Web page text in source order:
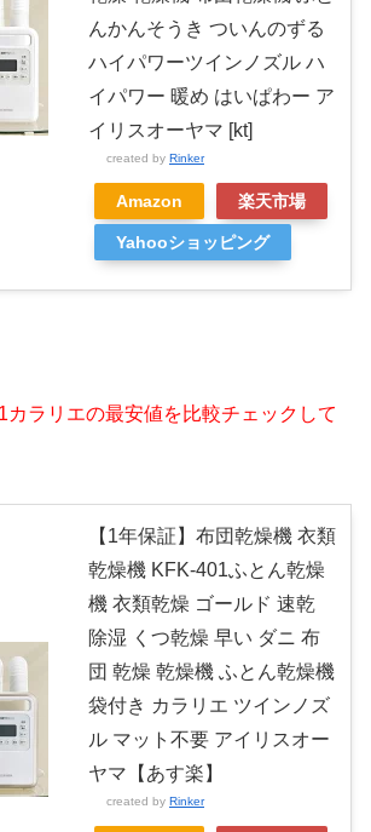
んかんそうき ついんのずる
ハイパワーツインノズル ハ
イパワー 暖め はいぱわー ア
イリスオーヤマ [kt]
created by Rinker
Amazon 楽天市場
Yahooショッピング
カラリエの最安値を比較チェックして
【1年保証】布団乾燥機 衣類
乾燥機 KFK-401ふとん乾燥
機 衣類乾燥 ゴールド 速乾
除湿 くつ乾燥 早い ダニ 布
団 乾燥 乾燥機 ふとん乾燥機
袋付き カラリエ ツインノズ
ル マット不要 アイリスオー
ヤマ【あす楽】
created by Rinker